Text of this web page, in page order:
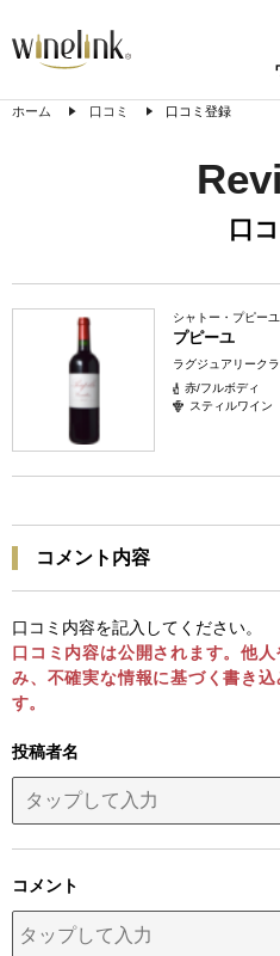
ホーム 口コミ 口コミ登録
Revi
口
シャトー・プピーユ
プピーユ
ラグジュアリークラ
赤/フルボディ
スティルワイン
コメント内容
口コミ内容を記入してください。
口コミ内容は公開されます。他
み、不確実な情報に基づく書き
す。
投稿者名
コメント